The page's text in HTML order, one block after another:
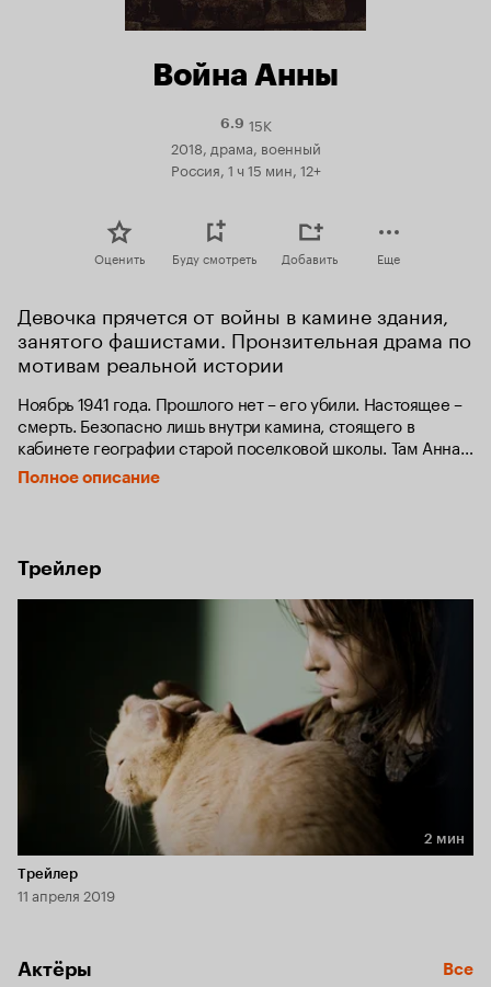
Война Анны
6.9Рейтинг
Кинопоиска
6.9
15K
2018, драма, военный
Россия, 1 ч 15 мин, 12+
Оценить Буду смотреть Добавить Еще
Девочка прячется от войны в камине здания,
занятого фашистами. Пронзительная драма по
мотивам реальной истории
Ноябрь 1941 года. Прошлого нет – его убили. Настоящее –
смерть. Безопасно лишь внутри камина, стоящего в
кабинете географии старой поселковой школы. Там Анна
и устроила себе дом, стала жить.
звук и запах – враги, а голод и жажда – всегда…
Так началась эта история, история выживания, история
противоборства страшного мира взрослых и маленькой
Анны. История девочки, победившей Войну.
Полное описание
Трейлер
Длительность 2 мин
2 мин
Трейлер
11 апреля 2019
Актёры Все